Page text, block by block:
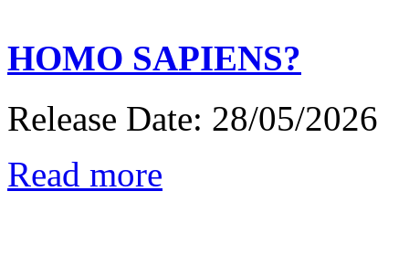
HOMO SAPIENS?
Release Date: 28/05/2026
Read more